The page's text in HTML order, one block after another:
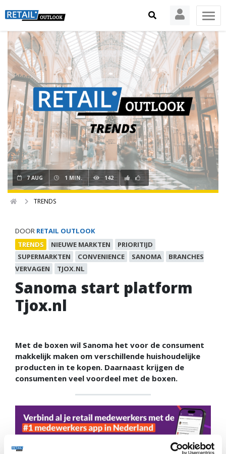
7 AUG 1 MIN. 142
TRENDS
DOOR RETAIL OUTLOOK
TRENDS
NIEUWE MARKTEN
PRIORITIJD
SUPERMARKTEN
CONVENIENCE SANOMA
BRANCHES
VERVAGEN
TJOX.NL
Sanoma start platform
Tjox.nl
Met de boxen wil Sanoma het voor de consument
makkelijk maken om verschillende huishoudelijke
producten in te kopen. Daarnaast krijgen de
consumenten veel voordeel met de boxen.